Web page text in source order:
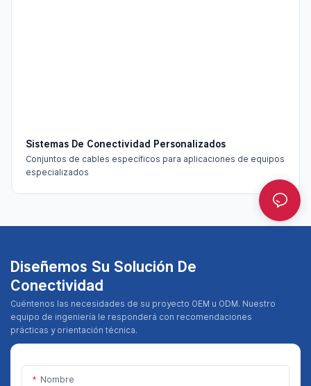
Sistemas De Conectividad Personalizados
Conjuntos de cables específicos para aplicaciones de equipos
especializados
Diseñemos Su Solución De
Conectividad
Cuéntenos las necesidades de su proyecto OEM u ODM. Nuestro
equipo de ingeniería le responderá con recomendaciones
prácticas y orientación técnica.
Nombre